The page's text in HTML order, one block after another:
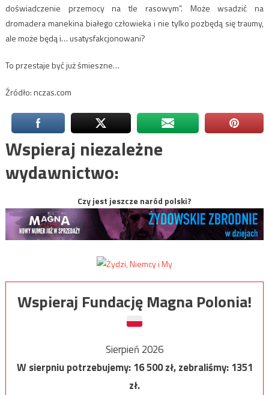
doświadczenie przemocy na tle rasowym”. Może wsadzić na
dromadera manekina białego człowieka i nie tylko pozbędą się traumy,
ale może będą i… usatysfakcjonowani?
To przestaje być już śmieszne…
Źródło: nczas.com
Wspieraj niezależne
wydawnictwo:
Czy jest jeszcze naród polski?
Wspieraj Fundację Magna Polonia!
Sierpień 2026
W sierpniu potrzebujemy:16 500zł, zebraliśmy:1351
zł.